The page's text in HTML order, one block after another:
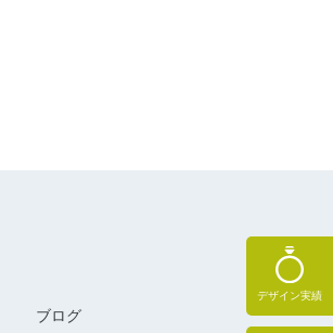
デザイン実績
ブログ